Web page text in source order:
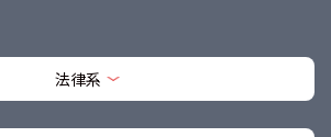
法律系